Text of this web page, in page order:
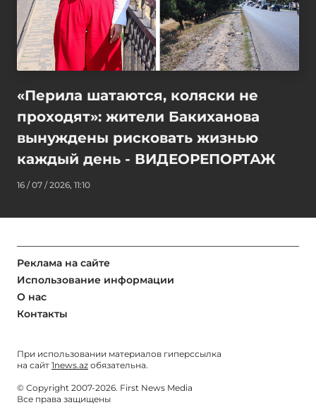
«Перила шатаются, коляски не
проходят»: жители Бакиханова
вынуждены рисковать жизнью
каждый день - ВИДЕОРЕПОРТАЖ
16 / 07 / 2026, 11:10
Реклама на сайте
Использование информации
О нас
Контакты
При использовании материалов гиперссылка
на сайт 1news.az обязательна.
© Copyright 2007-2026. First News Media
Все права защищены